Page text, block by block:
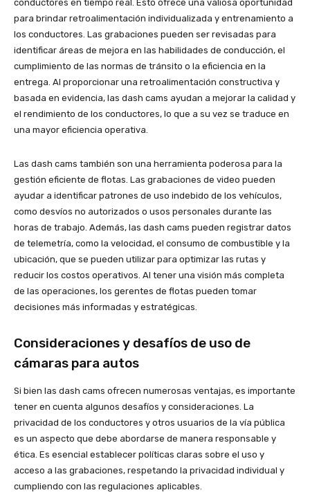
conductores en tiempo real. Esto ofrece una valiosa oportunidad
para brindar retroalimentación individualizada y entrenamiento a
los conductores. Las grabaciones pueden ser revisadas para
identificar áreas de mejora en las habilidades de conducción, el
cumplimiento de las normas de tránsito o la eficiencia en la
entrega. Al proporcionar una retroalimentación constructiva y
basada en evidencia, las dash cams ayudan a mejorar la calidad y
el rendimiento de los conductores, lo que a su vez se traduce en
una mayor eficiencia operativa.
Las dash cams también son una herramienta poderosa para la
gestión eficiente de flotas. Las grabaciones de video pueden
ayudar a identificar patrones de uso indebido de los vehículos,
como desvíos no autorizados o usos personales durante las
horas de trabajo. Además, las dash cams pueden registrar datos
de telemetría, como la velocidad, el consumo de combustible y la
ubicación, que se pueden utilizar para optimizar las rutas y
reducir los costos operativos. Al tener una visión más completa
de las operaciones, los gerentes de flotas pueden tomar
decisiones más informadas y estratégicas.
Consideraciones y desafíos de uso de
cámaras para autos
Si bien las dash cams ofrecen numerosas ventajas, es importante
tener en cuenta algunos desafíos y consideraciones. La
privacidad de los conductores y otros usuarios de la vía pública
es un aspecto que debe abordarse de manera responsable y
ética. Es esencial establecer políticas claras sobre el uso y
acceso a las grabaciones, respetando la privacidad individual y
cumpliendo con las regulaciones aplicables.